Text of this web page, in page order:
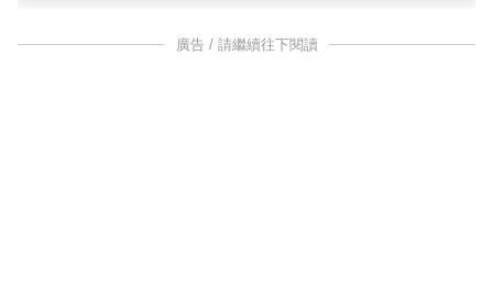
廣告 / 請繼續往下閱讀